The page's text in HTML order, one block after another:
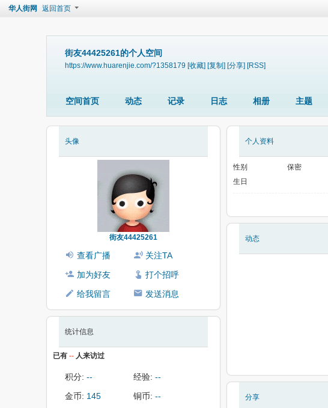
华人街网 返回首页
街友44425261的个人空间
https://www.huarenjie.com/?1358179 [收藏] [复制] [分享] [RSS]
空间首页 动态 记录 日志 相册 主题
头像
街友44425261
查看广播
关注TA
加为好友
打个招呼
给我留言
发送消息
统计信息
已有 -- 人来访过
积分: -- 经验: --
金币: 145 铜币: --
个人资料
性别
保密
生日
动态
分享